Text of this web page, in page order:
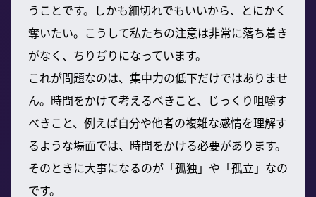
うことです。しかも細切れでもいいから、とにかく
奪いたい。こうして私たちの注意は非常に落ち着き
がなく、ちりぢりになっています。
これが問題なのは、集中力の低下だけではありませ
ん。時間をかけて考えるべきこと、じっくり咀嚼す
べきこと、例えば自分や他者の複雑な感情を理解す
るような場面では、時間をかける必要があります。
そのときに大事になるのが「孤独」や「孤立」なの
です。